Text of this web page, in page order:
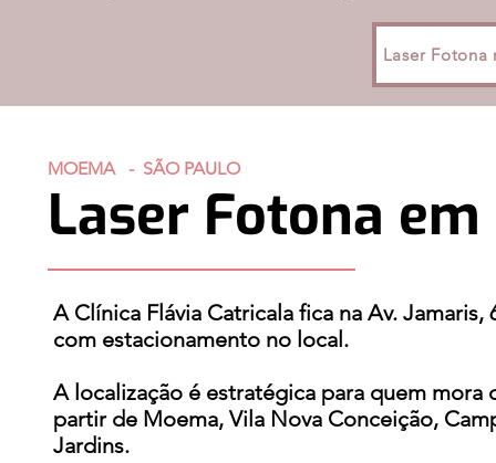
Laser
MOEMA - SÃO PAULO
Laser Fotona
A Clínica Flávia Catricala fica na Av. Jamaris,
com estacionamento no local.
A localização é estratégica para quem mora
partir de Moema, Vila Nova Conceição,
Jardins.